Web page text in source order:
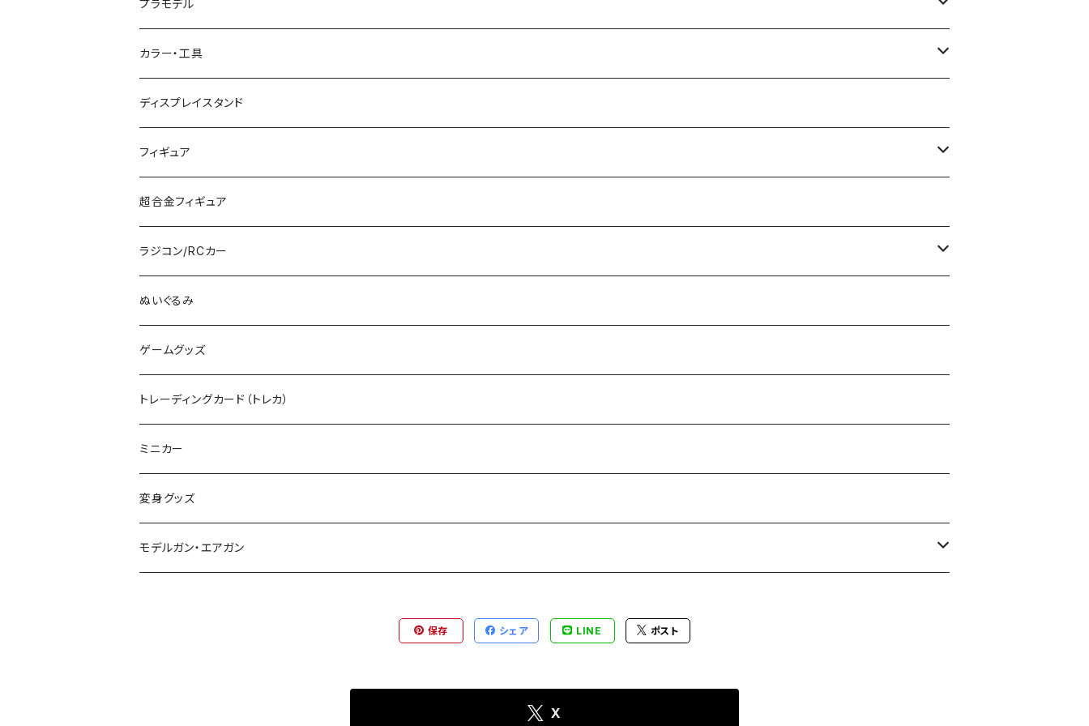
マイクロエース (N)
グリーンマックス (N)
その他メーカー (N)
KATO (HO)
TOMIX (HO)
その他のHOゲージ
Zゲージ
カタログ
TOMIX (N)
制御機器
入門セット
レール
ストラクチャー
プラモデル
ガンプラ
PG
MG
デカール
カーモデル（車プラモ）
バイクプラモ
30MS
ミリタリープラモ
ポケモン
その他のロボット
その他のキャラクター
カラー・工具
工具（ツール）
塗料
筆
ディスプレイスタンド
フィギュア
ガンダム
超合金フィギュア
ラジコン/RCカー
タミヤRC
RCパーツ
ぬいぐるみ
ゲームグッズ
トレーディングカード（トレカ）
ミニカー
変身グッズ
モデルガン・エアガン
保存 シェア LINE ポスト
X